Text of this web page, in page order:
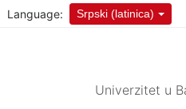
Language: Srpski (latinica)
Univerzitet u